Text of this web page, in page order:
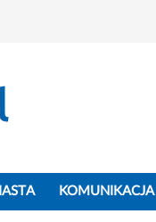
KOMUNIKACJA